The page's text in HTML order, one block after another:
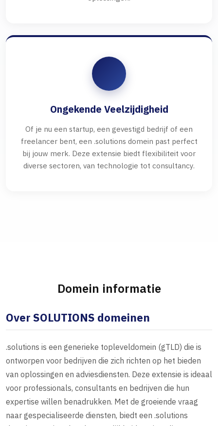
Ongekende Veelzijdigheid
Of je nu een startup, een gevestigd bedrijf of een
freelancer bent, een .solutions domein past perfect
bij jouw merk. Deze extensie biedt flexibiliteit voor
diverse sectoren, van technologie tot consultancy.
Domein informatie
Over SOLUTIONS domeinen
.solutions is een generieke topleveldomein (gTLD) die is
ontworpen voor bedrijven die zich richten op het bieden
van oplossingen en adviesdiensten. Deze extensie is ideaal
voor professionals, consultants en bedrijven die hun
expertise willen benadrukken. Met de groeiende vraag
naar gespecialiseerde diensten, biedt een .solutions